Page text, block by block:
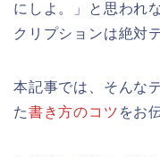
にしよ。」と思われ
クリプションは絶対
本記事では、そんな
た書き方のコツ をお